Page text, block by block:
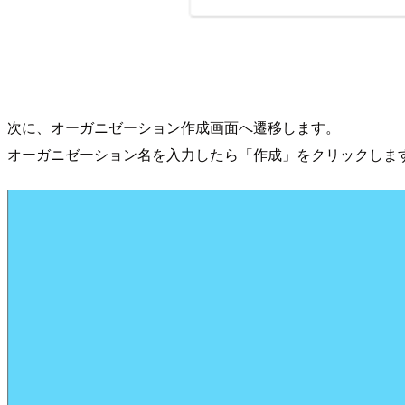
次に、オーガニゼーション作成画面へ遷移します。
オーガニゼーション名を入力したら「作成」をクリックしま